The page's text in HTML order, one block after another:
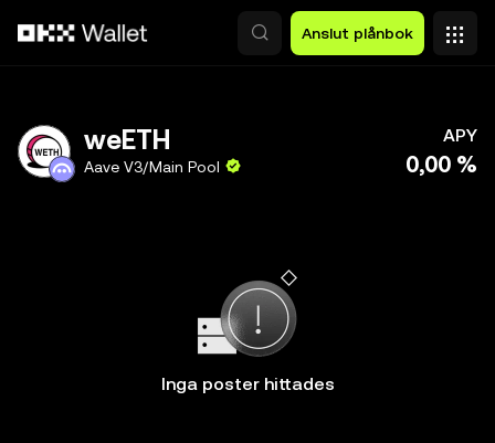
Anslut plånbok
weETH
Aave V3/Main Pool
APY
0,00 %
Inga poster hittades